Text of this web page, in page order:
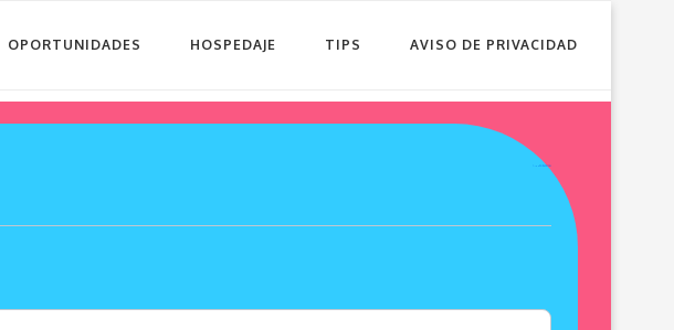
OPORTUNIDADES HOSPEDAJE TIPS AVISO DE PRIVACIDAD